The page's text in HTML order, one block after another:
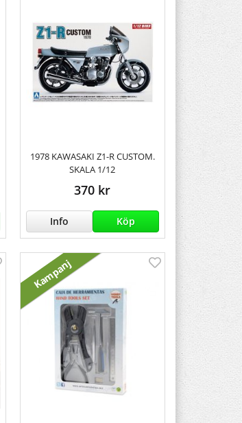
1978 KAWASAKI Z1-R CUSTOM.
SKALA 1/12
370 kr
Info Köp
Kampanj